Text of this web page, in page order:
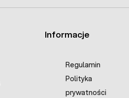
tym czasie będzie
Jaki Akumulator
Wybierając
Informacje
Regulamin
Polityka
prywatności